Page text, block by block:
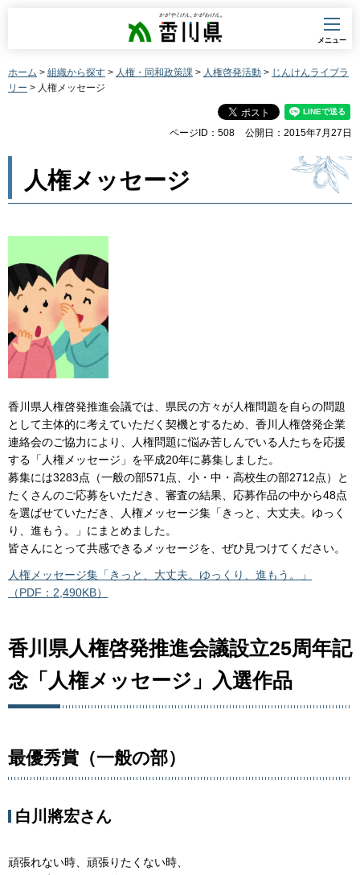
香川県
メニュー
ホーム > 組織から探す > 人権・同和政策課 > 人権啓発活動 > じんけんライブラ
リー > 人権メッセージ
ページID：508 公開日：2015年7月27日
人権メッセージ
香川県人権啓発推進会議では、県民の方々が人権問題を自らの問題
として主体的に考えていただく契機とするため、香川人権啓発企業
連絡会のご協力により、人権問題に悩み苦しんでいる人たちを応援
する「人権メッセージ」を平成20年に募集しました。
募集には3283点（一般の部571点、小・中・高校生の部2712点）と
たくさんのご応募をいただき、審査の結果、応募作品の中から48点
を選ばせていただき、人権メッセージ集「きっと、大丈夫。ゆっく
り、進もう。」にまとめました。
皆さんにとって共感できるメッセージを、ぜひ見つけてください。
人権メッセージ集「きっと、大丈夫。ゆっくり、進もう。」
（PDF：2,490KB）
香川県人権啓発推進会議設立25周年記
念「人権メッセージ」入選作品
最優秀賞（一般の部）
白川將宏さん
頑張れない時、頑張りたくない時、